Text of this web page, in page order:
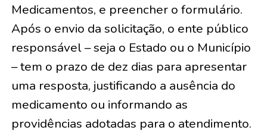
Medicamentos, e preencher o formulário.
Após o envio da solicitação, o ente público
responsável – seja o Estado ou o Município
– tem o prazo de dez dias para apresentar
uma resposta, justificando a ausência do
medicamento ou informando as
providências adotadas para o atendimento.